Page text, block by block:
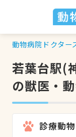
動物病院ドクター
若葉台駅(
の獣医・
診療動物